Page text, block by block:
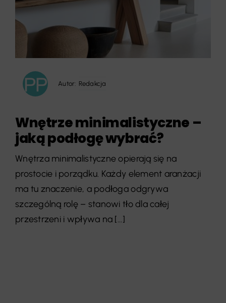
Autor: Redakcja
Wnętrze minimalistyczne –
jaką podłogę wybrać?
Wnętrza minimalistyczne opierają się na
prostocie i porządku. Każdy element aranżacji
ma tu znaczenie, a podłoga odgrywa
szczególną rolę – stanowi tło dla całej
przestrzeni i wpływa na [...]